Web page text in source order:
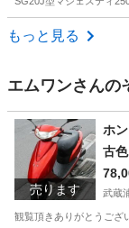
埼玉 児玉郡
もっと見る
エムワンさんの
売ります
ホ
古
様手
武蔵
観覧頂きありがとうござ